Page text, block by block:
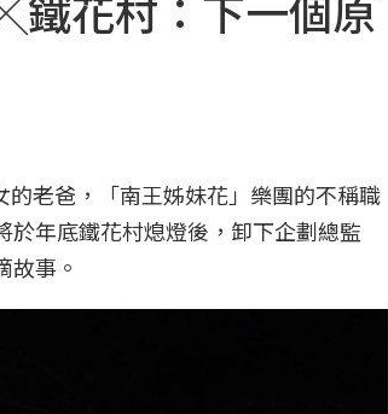
老爸，「南王姊妹花」樂團的不稱職
於年底鐵花村熄燈後，卸下企劃總監
故事。